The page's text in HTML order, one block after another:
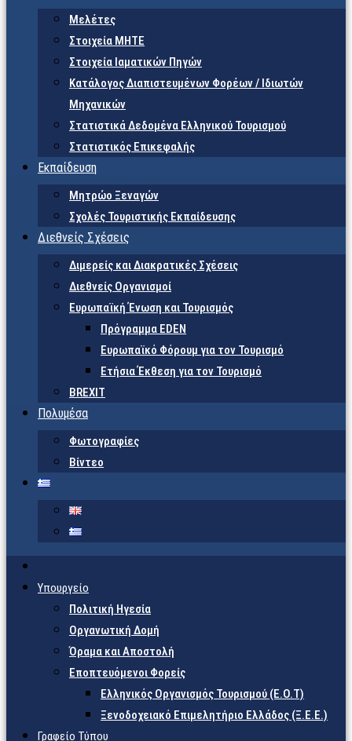
Μελέτες
Στοιχεία ΜΗΤΕ
Στοιχεία Ιαματικών Πηγών
Κατάλογος Διαπιστευμένων Φορέων / Ιδιωτών
Μηχανικών
Στατιστικά Δεδομένα Ελληνικού Τουρισμού
Στατιστικός Επικεφαλής
Εκπαίδευση
Μητρώο Ξεναγών
Σχολές Τουριστικής Εκπαίδευσης
Διεθνείς Σχέσεις
Διμερείς και Διακρατικές Σχέσεις
Διεθνείς Οργανισμοί
Ευρωπαϊκή Ένωση και Τουρισμός
Πρόγραμμα EDEN
Ευρωπαϊκό Φόρουμ για τον Τουρισμό
Ετήσια Έκθεση για τον Τουρισμό
BREXIT
Πολυμέσα
Φωτογραφίες
Βίντεο
Υπουργείο
Πολιτική Ηγεσία
Οργανωτική Δομή
Όραμα και Αποστολή
Εποπτευόμενοι Φορείς
Eλληνικός Οργανισμός Τουρισμού (Ε.Ο.Τ)
Ξενοδοχειακό Επιμελητήριο Ελλάδος (Ξ.Ε.Ε.)
Γραφείο Τύπου